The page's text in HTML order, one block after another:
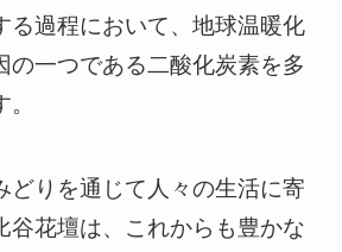
る過程において、地球温暖化
の一つである二酸化炭素を多
どりを通じて人々の生活に寄
谷花壇は、これからも豊かな